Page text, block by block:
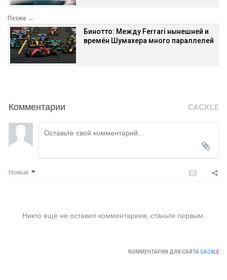
Позже →
Бинотто: Между Ferrari нынешней и
времён Шумахера много параллелей
Комментарии
Новые
Никто ещё не оставил комментариев, станьте первым.
КОММЕНТАРИИ ДЛЯ САЙТА CACKLE